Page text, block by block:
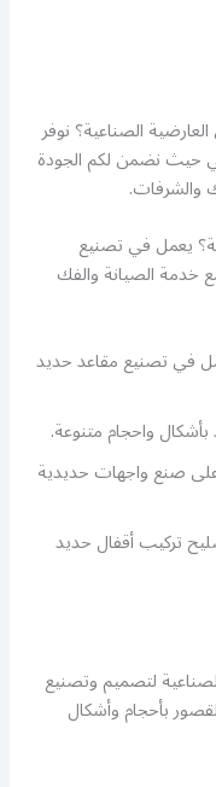
الصناعية؟ نوفر
حيث نضمن لكم الجودة
والشرفات.
يعمل في تصنيع
خدمة الصيانة والفك
في تصنيع مقاعد حديد
واحجام متنوعة.
صنع واجهات حديدية
تركيب أقفال حديد
لتصميم وتصنيع
بأحجام وأشكال